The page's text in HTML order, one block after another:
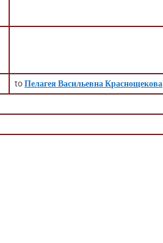
toПелагея Васильевна Краснощекова